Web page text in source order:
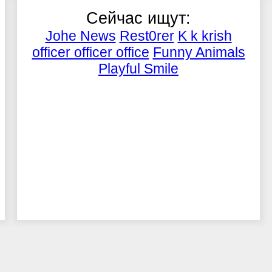
Сейчас ищут:
Johe News Rest0rer K k krish
officer officer office Funny Animals
Playful Smile